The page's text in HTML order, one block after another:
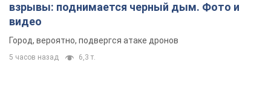
взрывы: поднимается черный дым. Фото и
видео
Город, вероятно, подвергся атаке дронов
5 часов назад 6,3 т.